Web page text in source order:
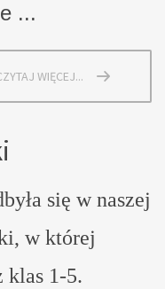
...
WIĘCEJ...
się w naszej
w której
klas 1-5.